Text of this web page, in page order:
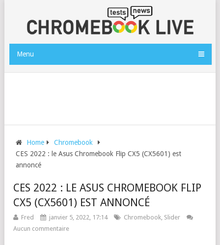
Menu
Home
Chromebook
CES 2022 : le Asus Chromebook Flip CX5 (CX5601) est
annoncé
CES 2022 : LE ASUS CHROMEBOOK FLIP
CX5 (CX5601) EST ANNONCÉ
Fred janvier 5, 2022, 17:14 Chromebook, Slider
Aucun commentaire